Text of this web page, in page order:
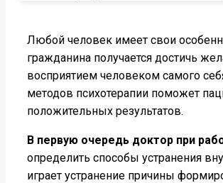
Любой человек имеет свои
гражданина получается достичь
восприятием человеком самого
методов психотерапии поможет
положительных результатов.
В первую очередь доктор при
определить способы устранения
играет устранение причины